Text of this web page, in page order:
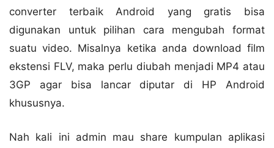
converter terbaik Android yang gratis bisa
digunakan untuk pilihan cara mengubah format
suatu video. Misalnya ketika anda download film
ekstensi FLV, maka perlu diubah menjadi MP4 atau
3GP agar bisa lancar diputar di HP Android
khususnya.
Nah kali ini admin mau share kumpulan aplikasi